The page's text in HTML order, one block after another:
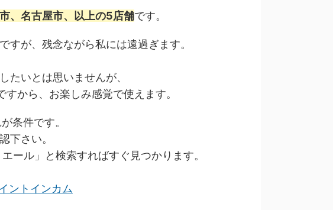
、名古屋市、以上の5店舗です。
すが、残念ながら私には遠過ぎます。
たいとは思いませんが、
から、お楽しみ感覚で使えます。
条件です。
下さい。
ール」と検索すればすぐ見つかります。